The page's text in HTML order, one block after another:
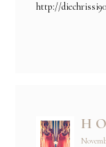
http://
H